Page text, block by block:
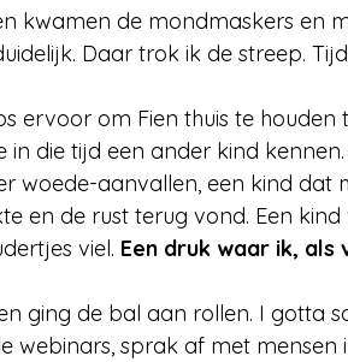
kwamen de mondmaskers en
Daar trok ik de streep.
ervoor om Fien thuis te
in die tijd een ander kind
woede-aanvallen, een kind dat
en de rust terug vond. Een
viel. Een druk waar ik,
ging de bal aan rollen. I gotta
webinars, sprak af met mensen